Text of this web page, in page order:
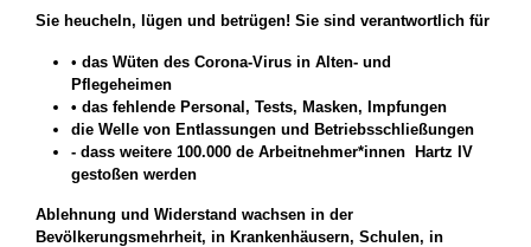
Sie heucheln, lügen und betrügen! Sie sind verantwortlich für
• das Wüten des Corona-Virus in Alten- und
Pflegeheimen
• das fehlende Personal, Tests, Masken, Impfungen
die Welle von Entlassungen und Betriebsschließungen
- dass weitere 100.000 de Arbeitnehmer*innen Hartz IV
gestoßen werden
Ablehnung und Widerstand wachsen in der
Bevölkerungsmehrheit, in Krankenhäusern, Schulen, in